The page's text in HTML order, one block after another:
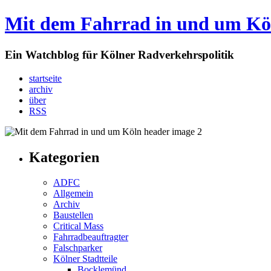
Mit dem Fahrrad in und um
Ein Watchblog für Kölner Radverkehrspolitik
startseite
archiv
über
RSS
Kategorien
ADFC
Allgemein
Archiv
Baustellen
Critical Mass
Fahrradbeauftragter
Falschparker
Kölner Stadtteile